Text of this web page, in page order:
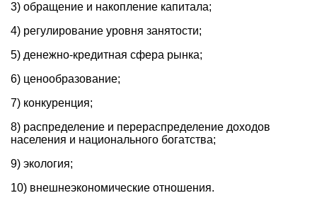
3) обращение и накопление капитала;
4) регулирование уровня занятости;
5) денежно-кредитная сфера рынка;
6) ценообразование;
7) конкуренция;
8) распределение и перераспределение доходов
населения и национального богатства;
9) экология;
10) внешнеэкономические отношения.